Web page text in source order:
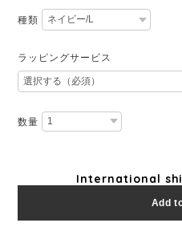
種類
ラッピングサービス
数量
International
Add